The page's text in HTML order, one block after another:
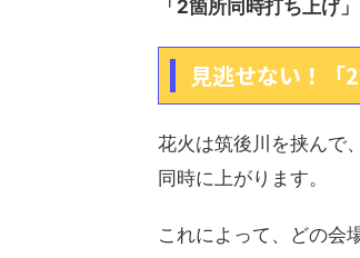
「2箇所同時打ち上げ」
見逃せない！「
花火は筑後川を挟んで
同時に上がります。
これによって、どの会